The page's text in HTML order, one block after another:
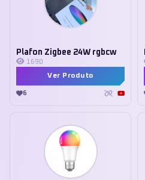
Plafon Zigbee 24W rgbcw
1690
Ver Produto
6